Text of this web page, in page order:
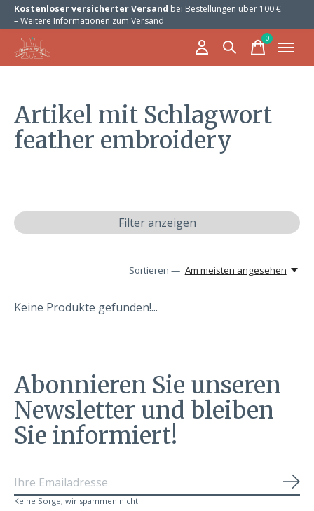
Kostenloser versicherter Versand bei Bestellungen über 100 €
–Weitere Informationen zum Versand
0items
Artikel mit Schlagwort
feather embroidery
Filter anzeigen
Sortieren — Am meisten angesehen
Keine Produkte gefunden!...
Abonnieren Sie unseren
Newsletter und bleiben
Sie informiert!
Keine Sorge, wir spammen nicht.